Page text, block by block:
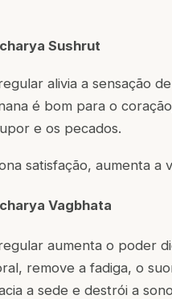
Sushrut
alivia a sensação
é bom para o
e os pecados.
satisfação, aumenta a
Vagbhata
aumenta o poder
remove a fadiga, o
a sede e destrói a